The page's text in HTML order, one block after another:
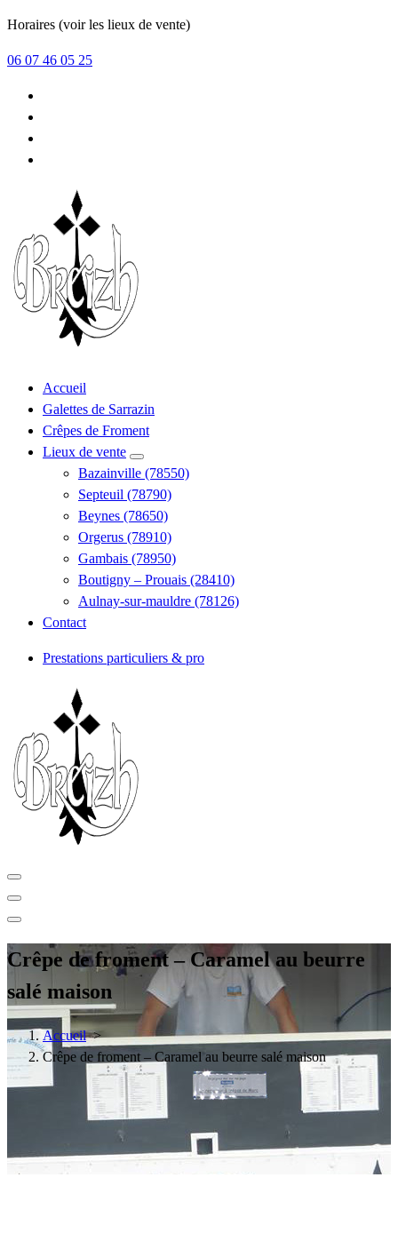
Aller
contenu
Horaires (voir les lieux de vente)
06 07 46 05 25
Accueil
Galettes de Sarrazin
Crêpes de Froment
Lieux de vente
Bazainville (78550)
Septeuil (78790)
Beynes (78650)
Orgerus (78910)
Gambais (78950)
Boutigny – Prouais (28410)
Aulnay-sur-mauldre (78126)
Contact
Prestations particuliers & pro
Crêpe de froment – Caramel au beurre
salé maison
Accueil>
Crêpe de froment – Caramel au beurre salé maison